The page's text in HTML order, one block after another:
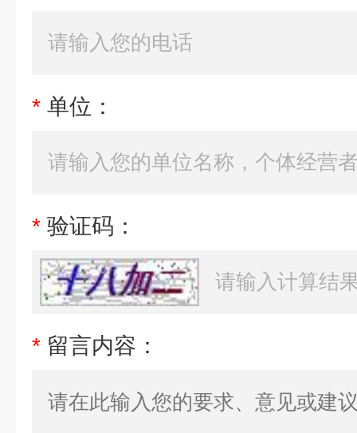
* 单位：
* 验证码：
* 留言内容：